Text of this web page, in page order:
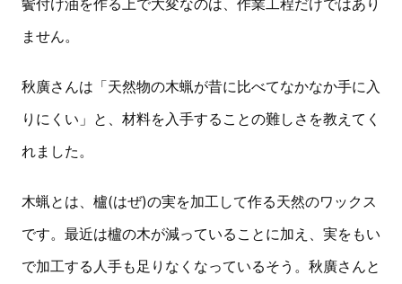
ません。
秋廣さんは「天然物の木蝋が昔に比べてなかなか手に入
りにくい」と、材料を入手することの難しさを教えてく
れました。
木蝋とは、櫨(はぜ)の実を加工して作る天然のワックス
です。最近は櫨の木が減っていることに加え、実をもい
で加工する人手も足りなくなっているそう。秋廣さんと